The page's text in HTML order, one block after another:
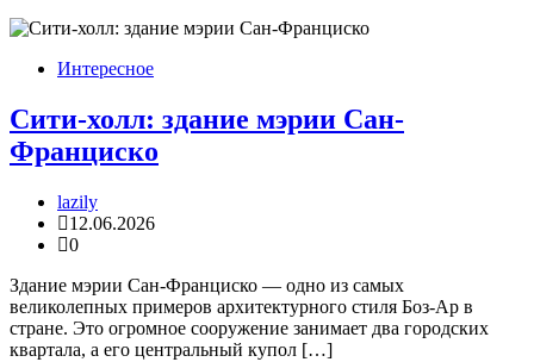
Интересное
Сити-холл: здание мэрии Сан-
Франциско
lazily
12.06.2026
0
Здание мэрии Сан-Франциско — одно из самых
великолепных примеров архитектурного стиля Боз-Ар в
стране. Это огромное сооружение занимает два городских
квартала, а его центральный купол […]